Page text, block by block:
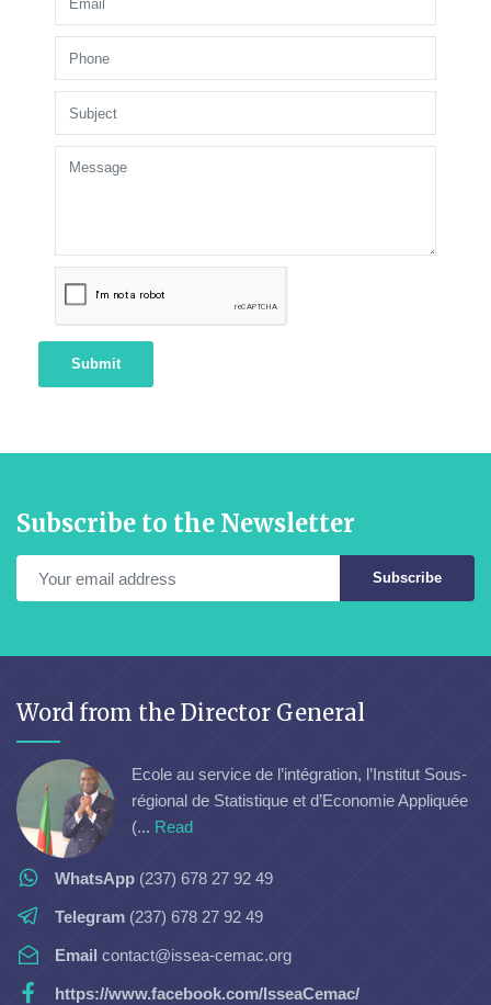
Submit
Subscribe to the Newsletter
Subscribe
Word from the Director General
Ecole au service de l’intégration, l’Institut Sous-
régional de Statistique et d’Economie Appliquée
(... Read
WhatsApp (237) 678 27 92 49
Telegram (237) 678 27 92 49
Email contact@issea-cemac.org
https://www.facebook.com/IsseaCemac/